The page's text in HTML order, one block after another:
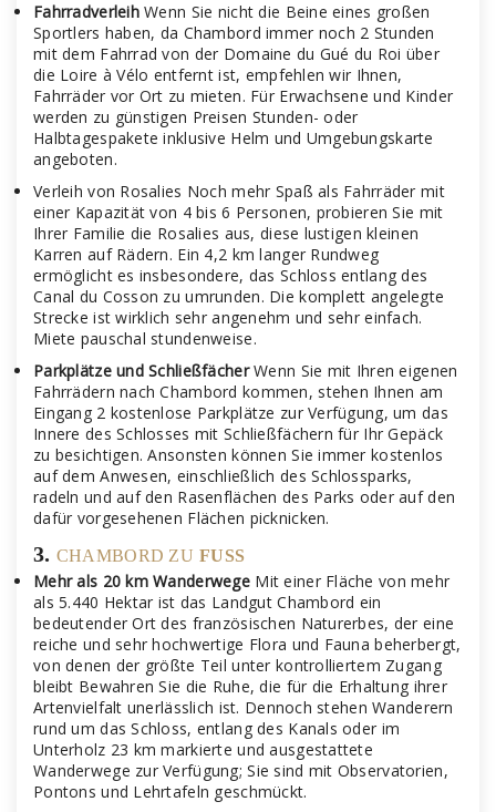
FahrradverleihWenn Sie nicht die Beine eines großen
Sportlers haben, da Chambord immer noch 2 Stunden
mit dem Fahrrad von der Domaine du Gué du Roi über
die Loire à Vélo entfernt ist, empfehlen wir Ihnen,
Fahrräder vor Ort zu mieten. Für Erwachsene und Kinder
werden zu günstigen Preisen Stunden- oder
Halbtagespakete inklusive Helm und Umgebungskarte
angeboten.
Verleih von Rosalies Noch mehr Spaß als Fahrräder mit
einer Kapazität von 4 bis 6 Personen, probieren Sie mit
Ihrer Familie die Rosalies aus, diese lustigen kleinen
Karren auf Rädern. Ein 4,2 km langer Rundweg
ermöglicht es insbesondere, das Schloss entlang des
Canal du Cosson zu umrunden. Die komplett angelegte
Strecke ist wirklich sehr angenehm und sehr einfach.
Miete pauschal stundenweise.
Parkplätze und SchließfächerWenn Sie mit Ihren eigenen
Fahrrädern nach Chambord kommen, stehen Ihnen am
Eingang 2 kostenlose Parkplätze zur Verfügung, um das
Innere des Schlosses mit Schließfächern für Ihr Gepäck
zu besichtigen. Ansonsten können Sie immer kostenlos
auf dem Anwesen, einschließlich des Schlossparks,
radeln und auf den Rasenflächen des Parks oder auf den
dafür vorgesehenen Flächen picknicken.
3. CHAMBORD ZU FUSS
Mehr als 20 km Wanderwege Mit einer Fläche von mehr
als 5.440 Hektar ist das Landgut Chambord ein
bedeutender Ort des französischen Naturerbes, der eine
reiche und sehr hochwertige Flora und Fauna beherbergt,
von denen der größte Teil unter kontrolliertem Zugang
bleibt Bewahren Sie die Ruhe, die für die Erhaltung ihrer
Artenvielfalt unerlässlich ist. Dennoch stehen Wanderern
rund um das Schloss, entlang des Kanals oder im
Unterholz 23 km markierte und ausgestattete
Wanderwege zur Verfügung; Sie sind mit Observatorien,
Pontons und Lehrtafeln geschmückt.